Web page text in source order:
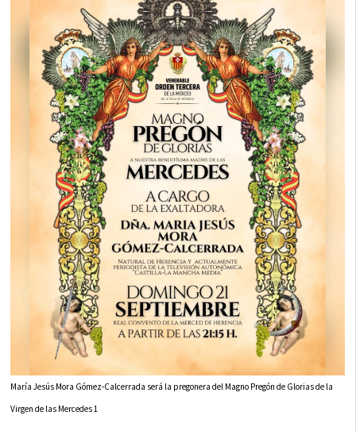
María Jesús Mora Gómez-Calcerrada será la pregonera del Magno Pregón de Glorias de la
Virgen de las Mercedes 1